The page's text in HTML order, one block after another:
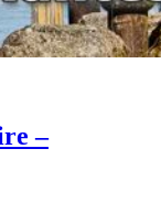
–